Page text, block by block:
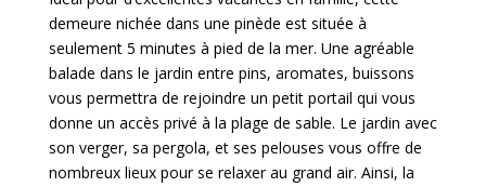
demeure nichée dans une pinède est située à
seulement 5 minutes à pied de la mer. Une agréable
balade dans le jardin entre pins, aromates, buissons
vous permettra de rejoindre un petit portail qui vous
donne un accès privé à la plage de sable. Le jardin avec
son verger, sa pergola, et ses pelouses vous offre de
nombreux lieux pour se relaxer au grand air. Ainsi, la